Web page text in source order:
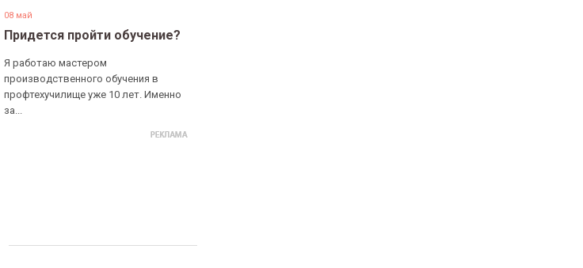
08 май
Придется пройти обучение?
Я работаю мастером
производственного обучения в
профтехучилище уже 10 лет. Именно
за...